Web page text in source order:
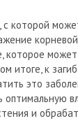
которой
которое
итоге, к
это
и